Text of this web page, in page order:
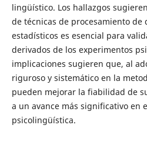
lingüístico. Los hallazgos
de técnicas de procesamiento de
estadísticos es esencial para
derivados de los experimentos
implicaciones sugieren que, al
riguroso y sistemático en la
pueden mejorar la fiabilidad de
a un avance más significativo en
psicolingüística.